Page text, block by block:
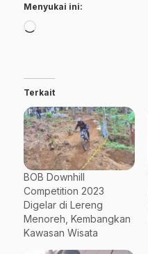
Menyukai ini:
Memuat...
Terkait
BOB Downhill
Competition 2023
Digelar di Lereng
Menoreh, Kembangkan
Kawasan Wisata